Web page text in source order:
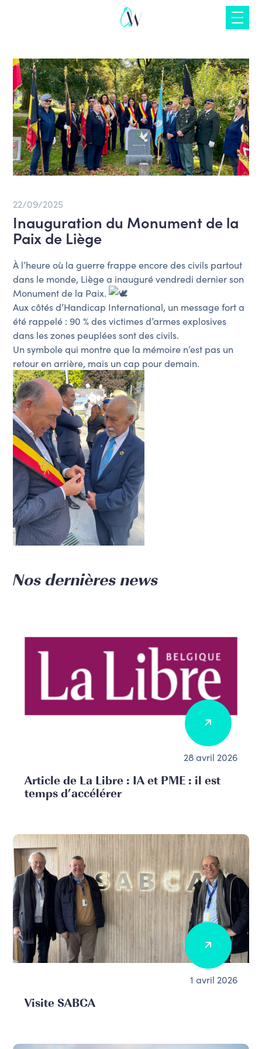
22/09/2025
Inauguration du Monument de la
Paix de Liège
À l’heure où la guerre frappe encore des civils partout
dans le monde, Liège a inauguré vendredi dernier son
Monument de la Paix.
Aux côtés d’Handicap International, un message fort a
été rappelé : 90 % des victimes d’armes explosives
dans les zones peuplées sont des civils.
Un symbole qui montre que la mémoire n’est pas un
retour en arrière, mais un cap pour demain.
Nos dernières news
28 avril 2026
Article de La Libre : IA et PME : il est
temps d’accélérer
1 avril 2026
Visite SABCA